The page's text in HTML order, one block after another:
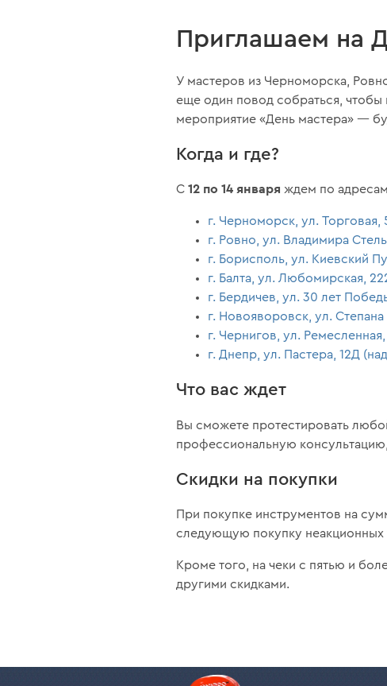
Приглашаем на
У мастеров из Черноморска,
еще один повод собраться, чтобы
мероприятие «День мастера» —
Когда и где?
С12 по 14 январяждем по
г. Черноморск, ул. Торговая,
г. Ровно, ул. Владимира
г. Борисполь, ул. Киевский
г. Балта, ул. Любомирская,
г. Бердичев, ул. 30 лет
г. Новояворовск, ул. Степана
г. Чернигов, ул. Ремесленная,
г. Днепр, ул. Пастера, 12Д
Что вас ждет
Вы сможете протестировать
профессиональную
Скидки на покупки
При покупке инструментов на
следующую покупку неакционных
Кроме того, на чеки с пятью и
другими скидками.